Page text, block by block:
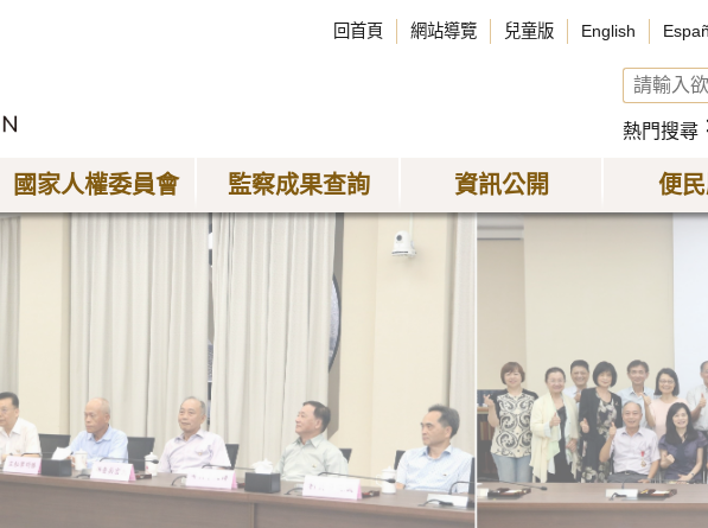
回首頁 網站導覽 兒童版 English
熱門搜尋
國家人權委員會 監察成果查詢 資訊公開 便